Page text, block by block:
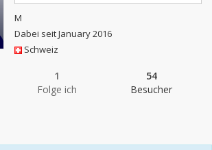
M
Dabei seit January 2016
Schweiz
1
Folge ich
54
Besucher